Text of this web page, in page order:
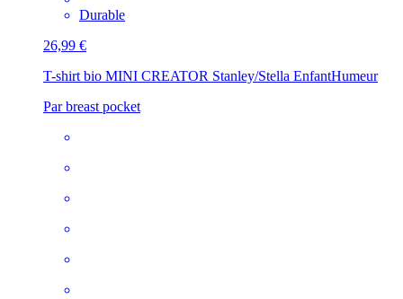
Durable
26,99 €
T-shirt bio MINI CREATOR Stanley/Stella EnfantHumeur
Par breast pocket